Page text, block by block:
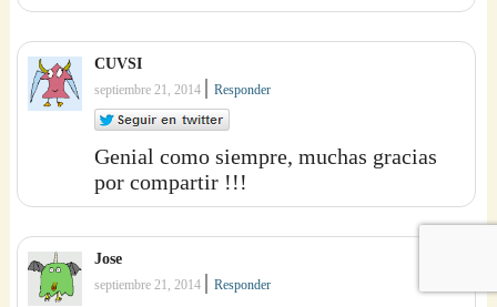
CUVSI
septiembre 21, 2014 |Responder
Genial como siempre, muchas gracias
por compartir !!!
Jose
septiembre 21, 2014 |Responder